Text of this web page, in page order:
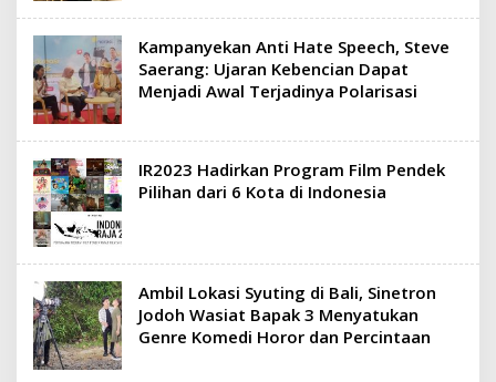
Kampanyekan Anti Hate Speech, Steve
Saerang: Ujaran Kebencian Dapat
Menjadi Awal Terjadinya Polarisasi
IR2023 Hadirkan Program Film Pendek
Pilihan dari 6 Kota di Indonesia
Ambil Lokasi Syuting di Bali, Sinetron
Jodoh Wasiat Bapak 3 Menyatukan
Genre Komedi Horor dan Percintaan